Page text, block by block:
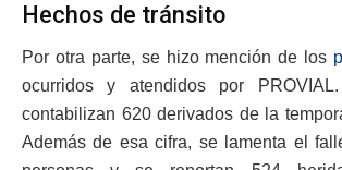
Hechos de tránsito
Por otra parte, se hizo mención de los
ocurridos y atendidos por
contabilizan 620 derivados de la
Además de esa cifra, se lamenta el